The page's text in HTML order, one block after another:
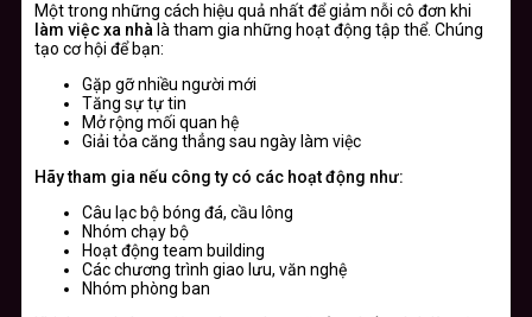
Một trong những cách hiệu quả nhất để giảm nỗi cô đơn khi
làm việc xa nhà là tham gia những hoạt động tập thể. Chúng
tạo cơ hội để bạn:
Gặp gỡ nhiều người mới
Tăng sự tự tin
Mở rộng mối quan hệ
Giải tỏa căng thẳng sau ngày làm việc
Hãy tham gia nếu công ty có các hoạt động như:
Câu lạc bộ bóng đá, cầu lông
Nhóm chạy bộ
Hoạt động team building
Các chương trình giao lưu, văn nghệ
Nhóm phòng ban